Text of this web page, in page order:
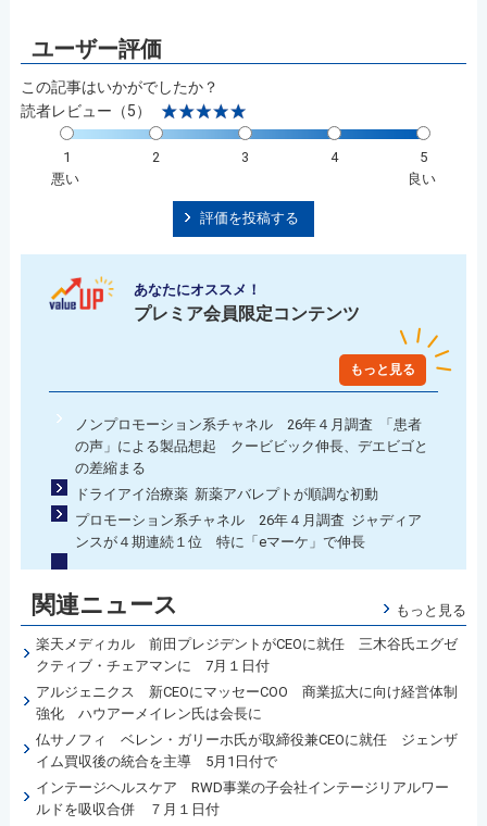
この記事はいかがでしたか？
読者レビュー（5）
1 2 3 4
5
悪い
良い
評価を投稿する
あなたにオススメ！
プレミア会員限定コンテンツ
もっと見る
ノンプロモーション系チャネル 26年４月調査 「患者
の声」による製品想起 クービビック伸長、デエビゴと
の差縮まる
ドライアイ治療薬 新薬アバレプトが順調な初動
プロモーション系チャネル 26年４月調査 ジャディア
ンスが４期連続１位 特に「eマーケ」で伸長
関連ニュース もっと見る
楽天メディカル 前田プレジデントがCEOに就任 三木谷氏エグゼ
クティブ・チェアマンに 7月１日付
アルジェニクス 新CEOにマッセーCOO 商業拡大に向け経営体制
強化 ハウアーメイレン氏は会長に
仏サノフィ ベレン・ガリーホ氏が取締役兼CEOに就任 ジェンザ
イム買収後の統合を主導 5月1日付で
インテージヘルスケア RWD事業の子会社インテージリアルワー
ルドを吸収合併 ７月１日付